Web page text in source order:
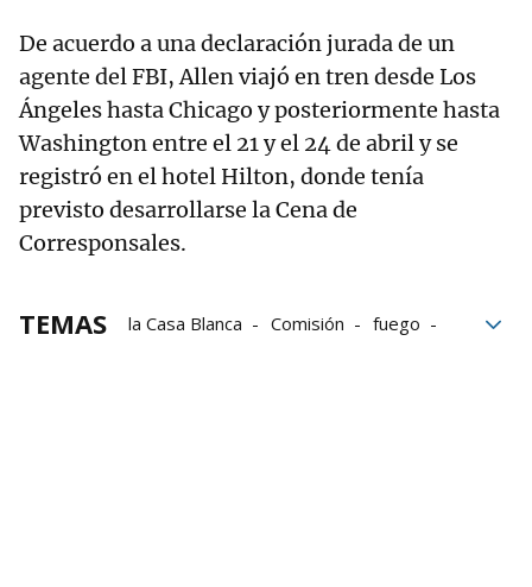
De acuerdo a una declaración jurada de un
agente del FBI, Allen viajó en tren desde Los
Ángeles hasta Chicago y posteriormente hasta
Washington entre el 21 y el 24 de abril y se
registró en el hotel Hilton, donde tenía
previsto desarrollarse la Cena de
Corresponsales.
TEMAS la Casa Blanca Comisión
fuego